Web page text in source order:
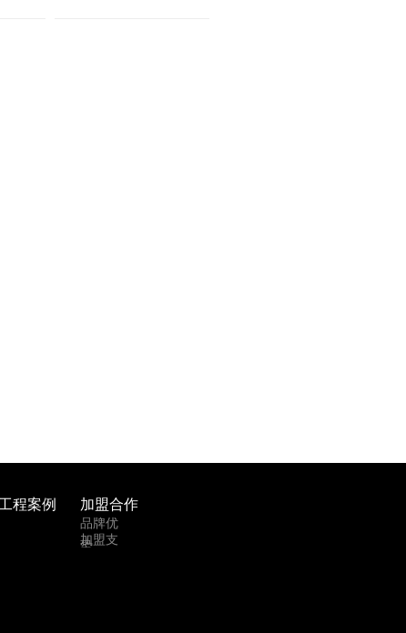
工程案例 加盟合作
品牌优
势
加盟支